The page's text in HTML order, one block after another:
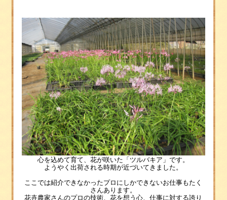
心を込めて育て、花が咲いた「ツルバキア」です。
ようやく出荷される時期が近づいてきました。
ここでは紹介できなかったプロにしかできないお仕事もたく
さんあります。
花卉農家さんのプロの技術、花を想う心、仕事に対する誇り